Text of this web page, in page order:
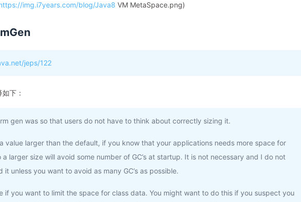
img.i7years.com/blog/Java8 VM MetaSpace.png)
jeps/122
下：
gen was so that users do not have to think about correctly sizing it.
value larger than the default, if you know that your applications needs more space for
larger size will avoid some number of GC’s at startup. It is not necessary and I do not
it unless you want to avoid as many GC’s as possible.
if you want to limit the space for class data. You might want to do this if you suspect you